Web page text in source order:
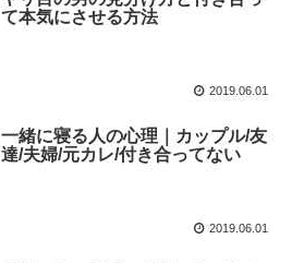
て本気にさせる方法
2019.06.01
一緒に寝る人の心理｜カップル/友
達/夫婦/元カレ/付き合ってない
2019.06.01